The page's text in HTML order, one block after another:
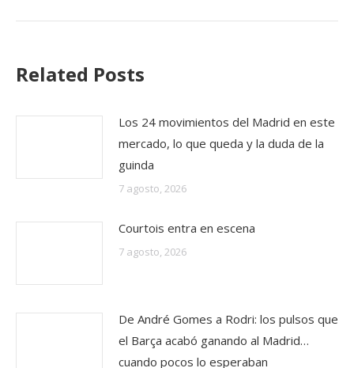
Related Posts
Los 24 movimientos del Madrid en este
mercado, lo que queda y la duda de la
guinda
7 agosto, 2026
Courtois entra en escena
7 agosto, 2026
De André Gomes a Rodri: los pulsos que
el Barça acabó ganando al Madrid…
cuando pocos lo esperaban